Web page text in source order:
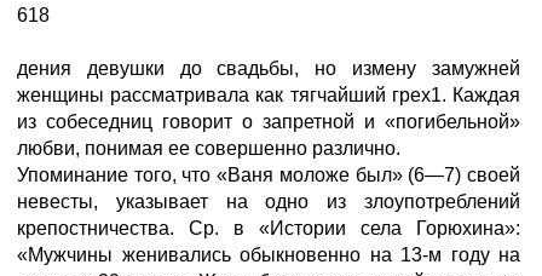
618
дения девушки до свадьбы, но измену замужней
женщины рассматривала как тягчайший грех1. Каждая
из собеседниц говорит о запретной и «погибельной»
любви, понимая ее совершенно различно.
Упоминание того, что «Ваня моложе был» (6—7) своей
невесты, указывает на одно из злоупотреблений
крепостничества. Ср. в «Истории села Горюхина»:
«Мужчины женивались обыкновенно на 13-м году на